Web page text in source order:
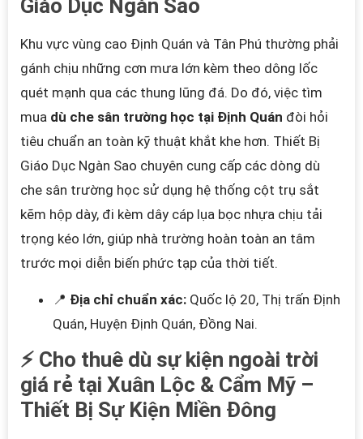
Giáo Dục Ngàn Sao
Khu vực vùng cao Định Quán và Tân Phú thường phải
gánh chịu những cơn mưa lớn kèm theo dông lốc
quét mạnh qua các thung lũng đá. Do đó, việc tìm
mua dù che sân trường học tại Định Quán đòi hỏi
tiêu chuẩn an toàn kỹ thuật khắt khe hơn. Thiết Bị
Giáo Dục Ngàn Sao chuyên cung cấp các dòng dù
che sân trường học sử dụng hệ thống cột trụ sắt
kẽm hộp dày, đi kèm dây cáp lụa bọc nhựa chịu tải
trọng kéo lớn, giúp nhà trường hoàn toàn an tâm
trước mọi diễn biến phức tạp của thời tiết.
📍 Địa chỉ chuẩn xác: Quốc lộ 20, Thị trấn Định
Quán, Huyện Định Quán, Đồng Nai.
⚡ Cho thuê dù sự kiện ngoài trời
giá rẻ tại Xuân Lộc & Cẩm Mỹ –
Thiết Bị Sự Kiện Miền Đông